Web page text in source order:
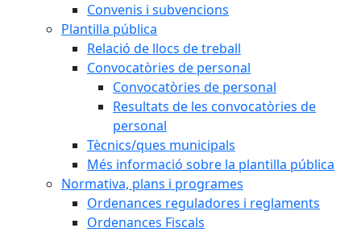
Convenis i subvencions
Plantilla pública
Relació de llocs de treball
Convocatòries de personal
Convocatòries de personal
Resultats de les convocatòries de
personal
Tècnics/ques municipals
Més informació sobre la plantilla pública
Normativa, plans i programes
Ordenances reguladores i reglaments
Ordenances Fiscals